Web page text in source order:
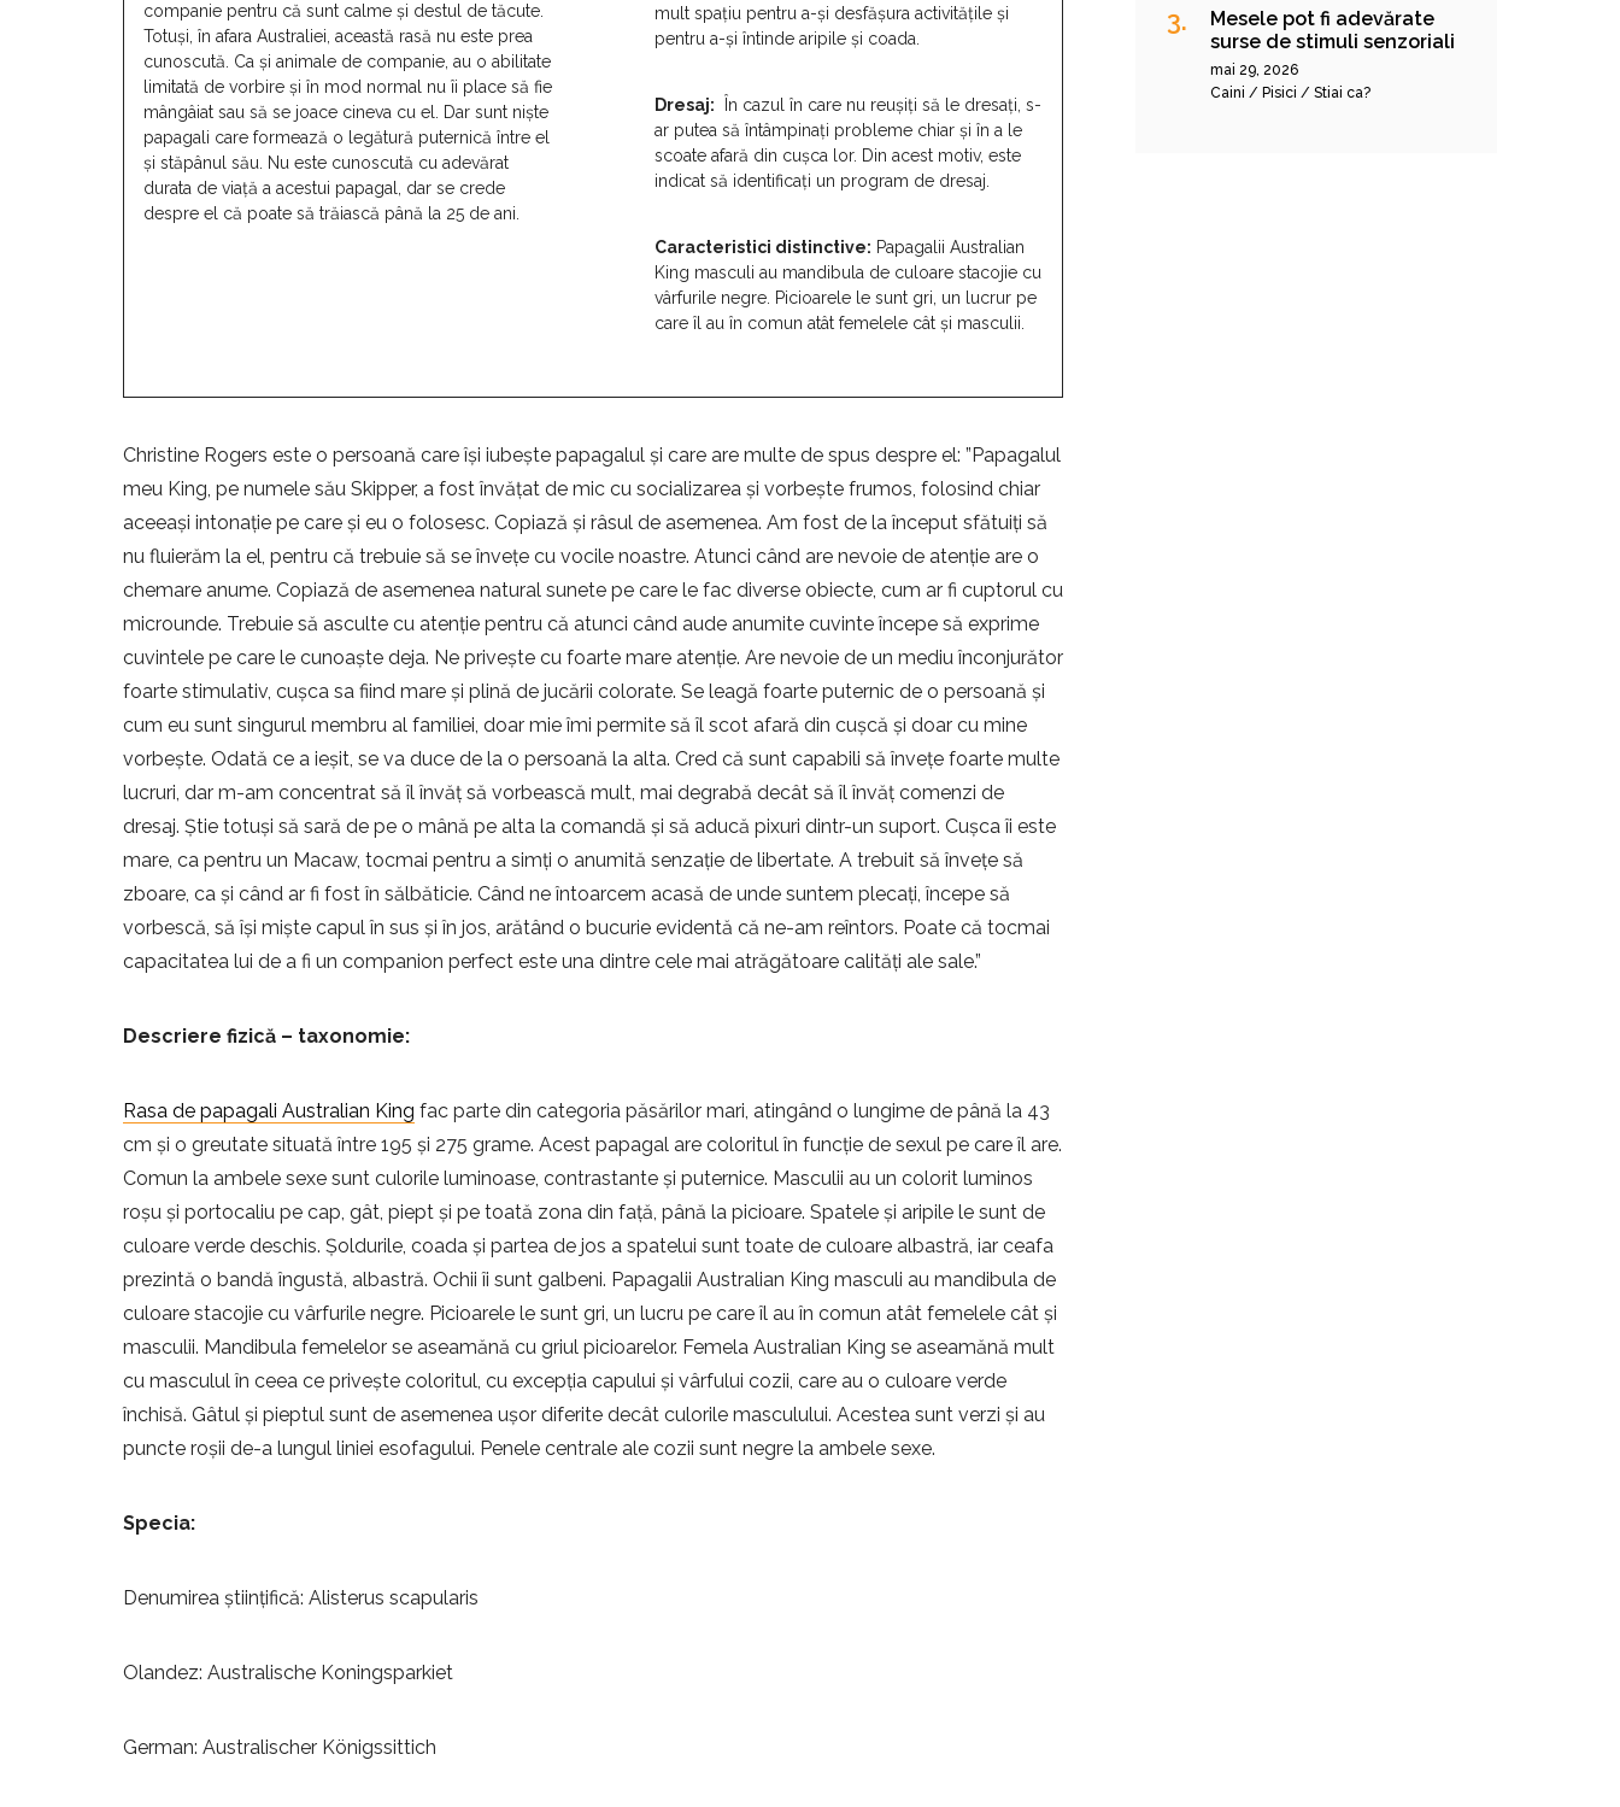
companie pentru că sunt calme și destul de tăcute.
Totuși, în afara Australiei, această rasă nu este prea
cunoscută. Ca și animale de companie, au o abilitate
limitată de vorbire și în mod normal nu îi place să fie
mângâiat sau să se joace cineva cu el. Dar sunt niște
papagali care formează o legătură puternică între el
și stăpânul său. Nu este cunoscută cu adevărat
durata de viață a acestui papagal, dar se crede
despre el că poate să trăiască până la 25 de ani.
mult spațiu pentru a-și desfășura activitățile și
pentru a-și întinde aripile și coada.
Dresaj: În cazul în care nu reușiți să le dresați, s-
ar putea să întâmpinați probleme chiar și în a le
scoate afară din cușca lor. Din acest motiv, este
indicat să identificați un program de dresaj.
Caracteristici distinctive: Papagalii Australian
King masculi au mandibula de culoare stacojie cu
vârfurile negre. Picioarele le sunt gri, un lucrur pe
care îl au în comun atât femelele cât și masculii.
Christine Rogers este o persoană care își iubește papagalul și care are multe de spus despre el: ”Papagalul
meu King, pe numele său Skipper, a fost învățat de mic cu socializarea și vorbește frumos, folosind chiar
aceeași intonație pe care și eu o folosesc. Copiază și râsul de asemenea. Am fost de la început sfătuiți să
nu fluierăm la el, pentru că trebuie să se învețe cu vocile noastre. Atunci când are nevoie de atenție are o
chemare anume. Copiază de asemenea natural sunete pe care le fac diverse obiecte, cum ar fi cuptorul cu
microunde. Trebuie să asculte cu atenție pentru că atunci când aude anumite cuvinte începe să exprime
cuvintele pe care le cunoaște deja. Ne privește cu foarte mare atenție. Are nevoie de un mediu înconjurător
foarte stimulativ, cușca sa fiind mare și plină de jucării colorate. Se leagă foarte puternic de o persoană și
cum eu sunt singurul membru al familiei, doar mie îmi permite să îl scot afară din cușcă și doar cu mine
vorbește. Odată ce a ieșit, se va duce de la o persoană la alta. Cred că sunt capabili să învețe foarte multe
lucruri, dar m-am concentrat să îl învăț să vorbească mult, mai degrabă decât să îl învăț comenzi de
dresaj. Știe totuși să sară de pe o mână pe alta la comandă și să aducă pixuri dintr-un suport. Cușca îi este
mare, ca pentru un Macaw, tocmai pentru a simți o anumită senzație de libertate. A trebuit să învețe să
zboare, ca și când ar fi fost în sălbăticie. Când ne întoarcem acasă de unde suntem plecați, începe să
vorbescă, să își miște capul în sus și în jos, arătând o bucurie evidentă că ne-am reîntors. Poate că tocmai
capacitatea lui de a fi un companion perfect este una dintre cele mai atrăgătoare calități ale sale.”
Descriere fizică – taxonomie:
Rasa de papagali Australian King fac parte din categoria păsărilor mari, atingând o lungime de până la 43
cm și o greutate situată între 195 și 275 grame. Acest papagal are coloritul în funcție de sexul pe care îl are.
Comun la ambele sexe sunt culorile luminoase, contrastante și puternice. Masculii au un colorit luminos
roșu și portocaliu pe cap, gât, piept și pe toată zona din față, până la picioare. Spatele și aripile le sunt de
culoare verde deschis. Șoldurile, coada și partea de jos a spatelui sunt toate de culoare albastră, iar ceafa
prezintă o bandă îngustă, albastră. Ochii îi sunt galbeni. Papagalii Australian King masculi au mandibula de
culoare stacojie cu vârfurile negre. Picioarele le sunt gri, un lucru pe care îl au în comun atât femelele cât și
masculii. Mandibula femelelor se aseamănă cu griul picioarelor. Femela Australian King se aseamănă mult
cu masculul în ceea ce privește coloritul, cu excepția capului și vârfului cozii, care au o culoare verde
închisă. Gâtul și pieptul sunt de asemenea ușor diferite decât culorile masculului. Acestea sunt verzi și au
puncte roșii de-a lungul liniei esofagului. Penele centrale ale cozii sunt negre la ambele sexe.
Specia:
Denumirea științifică: Alisterus scapularis
Olandez: Australische Koningsparkiet
German: Australischer Königssittich
Mesele pot fi adevărate
surse de stimuli senzoriali
mai 29, 2026
Caini / Pisici / Stiai ca?